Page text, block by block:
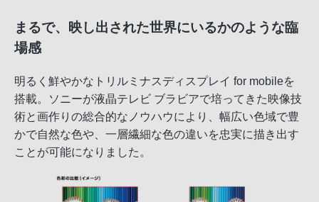
まるで、映し出された世界にいるかのような臨
場感
明るく鮮やかなトリルミナスディスプレイ for mobileを
搭載。ソニーが液晶テレビ ブラビアで培ってきた映像技
術と画作りの総合的なノウハウにより、幅広い色域で豊
かで自然な色や、一層繊細な色の違いを忠実に描き出す
ことが可能になりました。